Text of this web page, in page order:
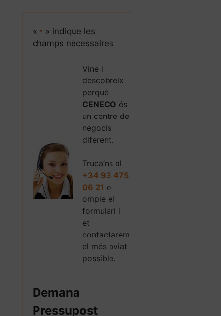
« * » indique les
champs nécessaires
Vine i
descobreix
perquè
CENECO és
un centre de
negocis
diferent.
Truca’ns al
+34 93 475
06 21 o
omple el
formulari i
et
contactarem
el més aviat
possible.
Demana
Pressupost